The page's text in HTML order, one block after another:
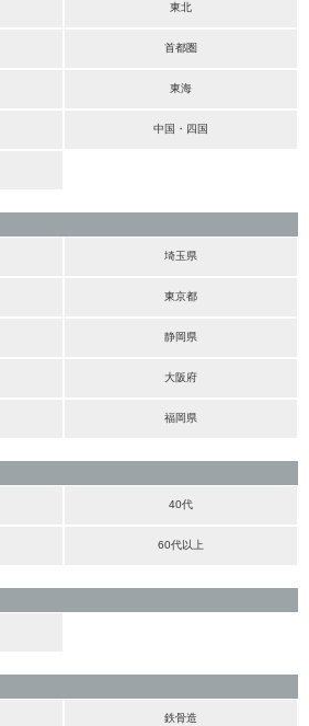
東北
首都圏
東海
中国・四国
埼玉県
東京都
静岡県
大阪府
福岡県
40代
60代以上
鉄骨造